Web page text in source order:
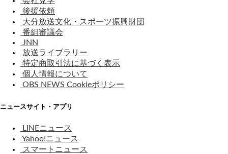
後援依頼
大分放送文化・スポーツ振興財団
番組審議会
JNN
放送ライブラリー
特定商取引法に基づく表示
個人情報について
OBS NEWS Cookieポリシー
ニュースサイト・アプリ
LINEニュース
Yahoo!ニュース
スマートニュース